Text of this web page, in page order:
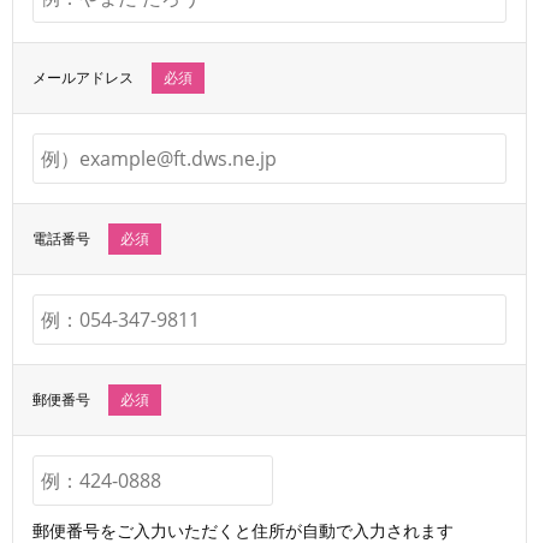
メールアドレス 必須
電話番号 必須
郵便番号 必須
郵便番号をご入力いただくと住所が自動で入力されます